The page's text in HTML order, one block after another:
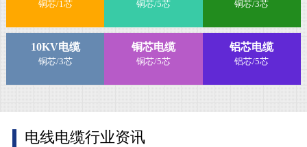
铜芯/1芯 铜芯/5芯 铜芯/3芯
10KV电缆
铜芯/3芯
铜芯电缆
铜芯/5芯
铝芯电缆
铝芯/5芯
电线电缆行业资讯